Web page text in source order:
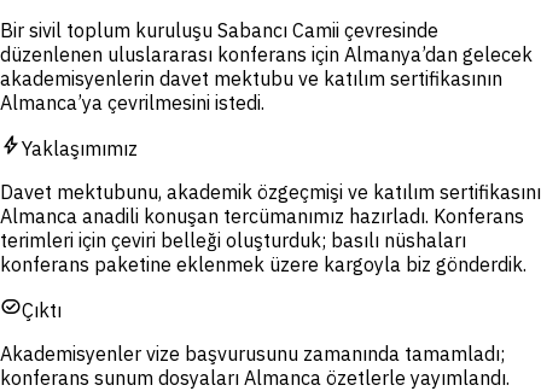
Bir sivil toplum kuruluşu Sabancı Camii çevresinde
düzenlenen uluslararası konferans için Almanya’dan gelecek
akademisyenlerin davet mektubu ve katılım sertifikasının
Almanca’ya çevrilmesini istedi.
boltYaklaşımımız
Davet mektubunu, akademik özgeçmişi ve katılım sertifikasını
Almanca anadili konuşan tercümanımız hazırladı. Konferans
terimleri için çeviri belleği oluşturduk; basılı nüshaları
konferans paketine eklenmek üzere kargoyla biz gönderdik.
task_altÇıktı
Akademisyenler vize başvurusunu zamanında tamamladı;
konferans sunum dosyaları Almanca özetlerle yayımlandı.